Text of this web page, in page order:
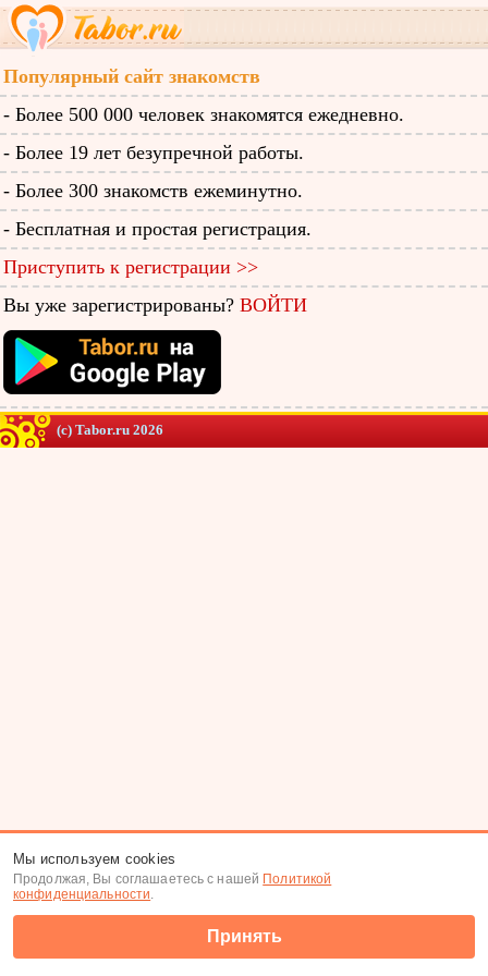
Популярный сайт знакомств
- Более 500 000 человек знакомятся ежедневно.
- Более 19 лет безупречной работы.
- Более 300 знакомств ежеминутно.
- Бесплатная и простая регистрация.
Приступить к регистрации >>
Вы уже зарегистрированы? ВОЙТИ
(c) Tabor.ru 2026
Мы используем cookies
Продолжая, Вы соглашаетесь с нашей Политикой
конфиденциальности.
Принять